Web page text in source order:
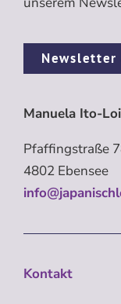
Newsletter
Manuela Ito-
Pfaffingstraße
4802 Ebensee
Kontakt